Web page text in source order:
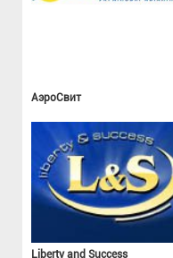
АэроСвит
Liberty and Success